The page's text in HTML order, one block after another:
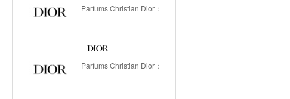
Parfums Christian Dior：
Parfums Christian Dior：